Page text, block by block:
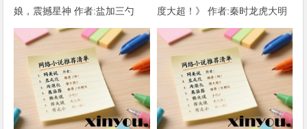
娘，震撼星神 作者:盐加三勺
（1-218）TXT下载
度大超！》 作者:秦时龙虎大明
1-802章 TXT下载